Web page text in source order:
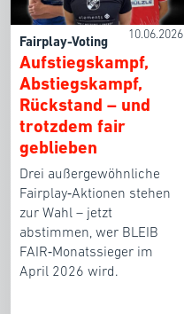
10.06.2026
Fairplay-Voting
Aufstiegskampf,
Abstiegskampf,
Rückstand – und
trotzdem fair
geblieben
Drei außergewöhnliche
Fairplay‑Aktionen stehen
zur Wahl – jetzt
abstimmen, wer BLEIB
FAIR‑Monatssieger im
April 2026 wird.